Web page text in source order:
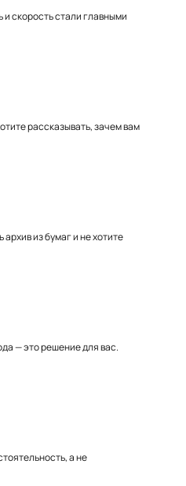
скорость стали главными
рассказывать, зачем вам
из бумаг и не хотите
— это решение для вас.
а не